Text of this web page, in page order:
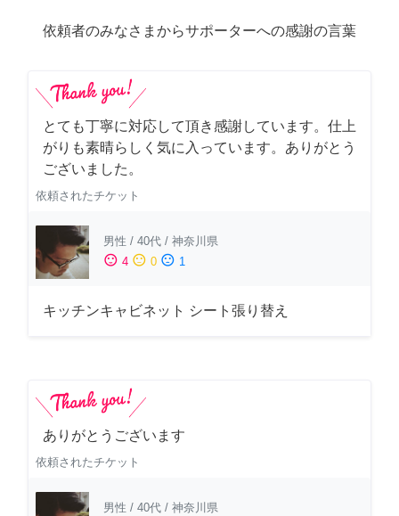
依頼者のみなさまからサポーターへの感謝の言葉
とても丁寧に対応して頂き感謝しています。仕上
がりも素晴らしく気に入っています。ありがとう
ございました。
依頼されたチケット
男性 / 40代 / 神奈川県
sentiment_satisfied 4 sentiment_neutral 0 sentiment_dissatisfied 1
キッチンキャビネット シート張り替え
ありがとうございます
依頼されたチケット
男性 / 40代 / 神奈川県